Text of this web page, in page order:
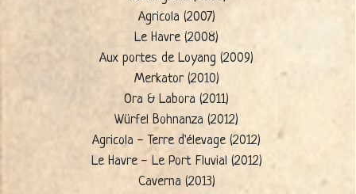
Agricola (2007)
Le Havre (2008)
Aux portes de Loyang (2009)
Merkator (2010)
Ora & Labora (2011)
Würfel Bohnanza (2012)
Agricola - Terre d'élevage (2012)
Le Havre - Le Port Fluvial (2012)
Caverna (2013)